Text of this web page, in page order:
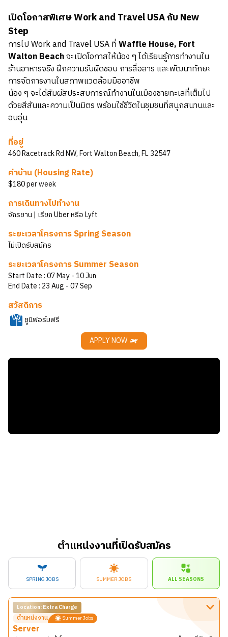
เปิดโอกาสพิเศษ Work and Travel USA กับ New
Step
การไป Work and Travel USA ที่Waffle House, Fort
Walton Beachจะเปิดโอกาสให้น้อง ๆ ได้เรียนรู้การทำงานใน
ร้านอาหารจริง ฝึกความรับผิดชอบ การสื่อสาร และพัฒนาทักษะ
การจัดการงานในสภาพแวดล้อมมืออาชีพ
น้อง ๆ จะได้สัมผัสประสบการณ์ทำงานในเมืองชายทะเลที่เต็มไป
ด้วยสีสันและความเป็นมิตร พร้อมใช้ชีวิตในชุมชนที่สนุกสนานและ
อบอุ่น
ที่อยู่
460 Racetrack Rd NW, Fort Walton Beach, FL 32547
ค่าบ้าน (Housing Rate)
$180 per week
การเดินทางไปทำงาน
จักรยาน | เรียก Uber หรือ Lyft
ระยะเวลาโครงการ Spring Season
ไม่เปิดรับสมัคร
ระยะเวลาโครงการ Summer Season
Start Date :07 May- 10 Jun
End Date : 23 Aug - 07 Sep
สวัสดิการ
ยูนิฟอร์มฟรี
APPLY NOW
ตำแหน่งงานที่เปิดรับสมัคร
SPRING JOBS SUMMER JOBS ALL SEASONS
Location: Extra Charge
ตำแหน่งงาน Summer Jobs
Server